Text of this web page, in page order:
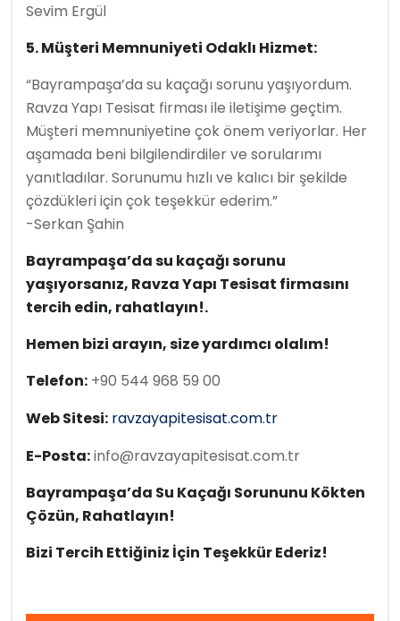
Sevim Ergül
5. Müşteri Memnuniyeti Odaklı Hizmet:
“Bayrampaşa’da su kaçağı sorunu yaşıyordum.
Ravza Yapı Tesisat firması ile iletişime geçtim.
Müşteri memnuniyetine çok önem veriyorlar. Her
aşamada beni bilgilendirdiler ve sorularımı
yanıtladılar. Sorunumu hızlı ve kalıcı bir şekilde
çözdükleri için çok teşekkür ederim.”
-Serkan Şahin
Bayrampaşa’da su kaçağı sorunu
yaşıyorsanız, Ravza Yapı Tesisat firmasını
tercih edin, rahatlayın!.
Hemen bizi arayın, size yardımcı olalım!
Telefon: +90 544 968 59 00
Web Sitesi: ravzayapitesisat.com.tr
E-Posta:info@ravzayapitesisat.com.tr
Bayrampaşa’da Su Kaçağı Sorununu Kökten
Çözün, Rahatlayın!
Bizi Tercih Ettiğiniz İçin Teşekkür Ederiz!